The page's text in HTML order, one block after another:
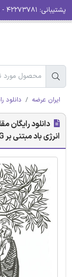
پشتیبانی:
ایران عرضه دانلود
دانلود رایگان
انرژی باد مبتنی بر PMSG تحت شرایط باد شدید - الزویر 2018